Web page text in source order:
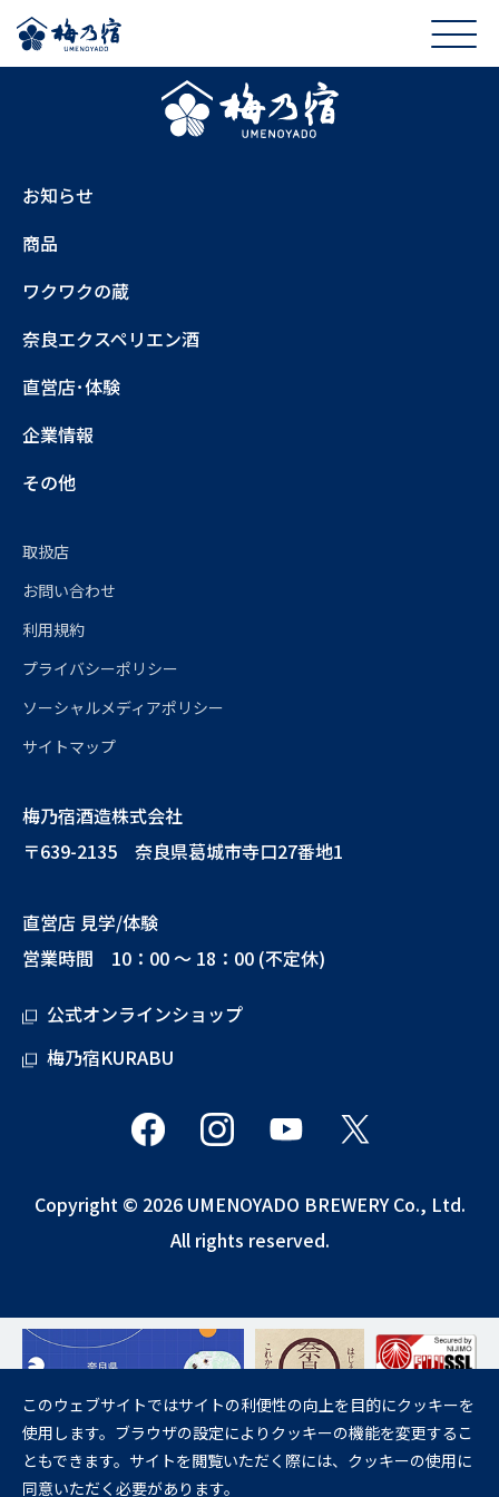
お知らせ
商品
ワクワクの蔵
奈良エクスペリエン酒
直営店･体験
企業情報
その他
取扱店
お問い合わせ
利用規約
プライバシーポリシー
ソーシャルメディアポリシー
サイトマップ
梅乃宿酒造株式会社
〒639-2135 奈良県葛城市寺口27番地1
直営店 見学/体験
営業時間 10：00 ～ 18：00 (不定休)
公式オンラインショップ
梅乃宿KURABU
Copyright © 2026 UMENOYADO BREWERY Co., Ltd.
All rights reserved.
飲酒は20歳になってから。
妊娠中や授乳期の飲酒は、胎児・乳児の発育に悪影響を与えるおそれが
あります。
このウェブサイトではサイトの利便性の向上を目的にクッキーを
使用します。ブラウザの設定によりクッキーの機能を変更するこ
ともできます。サイトを閲覧いただく際には、クッキーの使用に
同意いただく必要があります。